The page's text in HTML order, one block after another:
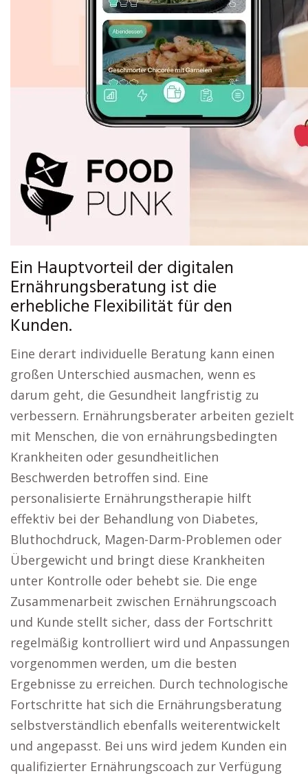
Ein Hauptvorteil der digitalen
Ernährungsberatung ist die
erhebliche Flexibilität für den
Kunden.
Eine derart individuelle Beratung kann einen
großen Unterschied ausmachen, wenn es
darum geht, die Gesundheit langfristig zu
verbessern. Ernährungsberater arbeiten gezielt
mit Menschen, die von ernährungsbedingten
Krankheiten oder gesundheitlichen
Beschwerden betroffen sind. Eine
personalisierte Ernährungstherapie hilft
effektiv bei der Behandlung von Diabetes,
Bluthochdruck, Magen-Darm-Problemen oder
Übergewicht und bringt diese Krankheiten
unter Kontrolle oder behebt sie. Die enge
Zusammenarbeit zwischen Ernährungscoach
und Kunde stellt sicher, dass der Fortschritt
regelmäßig kontrolliert wird und Anpassungen
vorgenommen werden, um die besten
Ergebnisse zu erreichen. Durch technologische
Fortschritte hat sich die Ernährungsberatung
selbstverständlich ebenfalls weiterentwickelt
und angepasst. Bei uns wird jedem Kunden ein
qualifizierter Ernährungscoach zur Verfügung